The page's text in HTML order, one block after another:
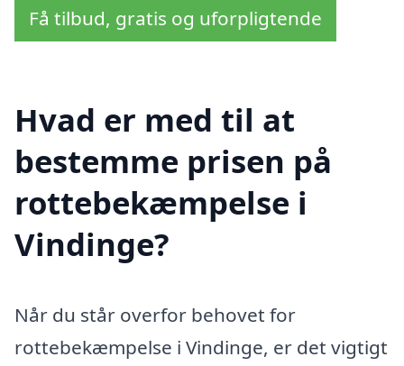
Få tilbud, gratis og uforpligtende
Hvad er med til at
bestemme prisen på
rottebekæmpelse i
Vindinge?
Når du står overfor behovet for
rottebekæmpelse i Vindinge, er det vigtigt